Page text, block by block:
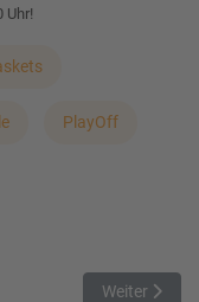
Uhr!
PlayOff
Leipzig knappNächster
Weiter